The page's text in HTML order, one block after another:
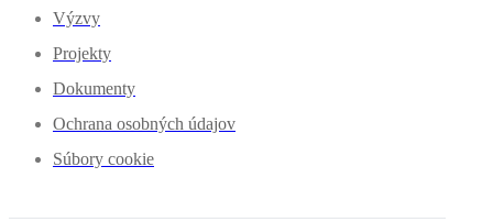
Výzvy
Projekty
Dokumenty
Ochrana osobných údajov
Súbory cookie